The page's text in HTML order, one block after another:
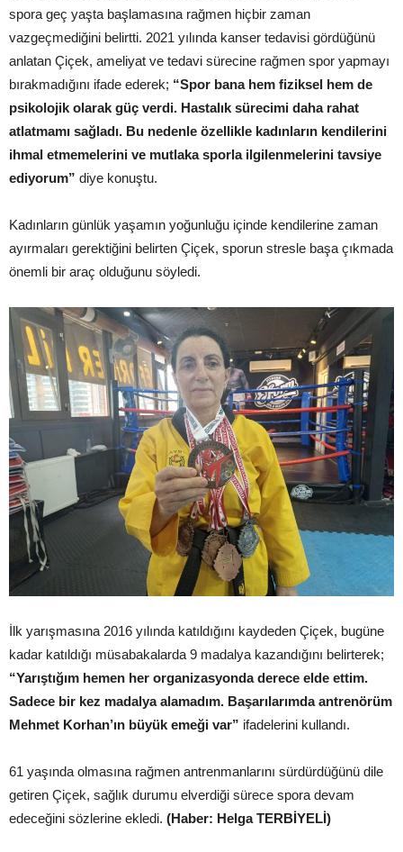
spora geç yaşta başlamasına rağmen hiçbir zaman
vazgeçmediğini belirtti. 2021 yılında kanser tedavisi gördüğünü
anlatan Çiçek, ameliyat ve tedavi sürecine rağmen spor yapmayı
bırakmadığını ifade ederek; “Spor bana hem fiziksel hem de
psikolojik olarak güç verdi. Hastalık sürecimi daha rahat
atlatmamı sağladı. Bu nedenle özellikle kadınların kendilerini
ihmal etmemelerini ve mutlaka sporla ilgilenmelerini tavsiye
ediyorum” diye konuştu.
Kadınların günlük yaşamın yoğunluğu içinde kendilerine zaman
ayırmaları gerektiğini belirten Çiçek, sporun stresle başa çıkmada
önemli bir araç olduğunu söyledi.
İlk yarışmasına 2016 yılında katıldığını kaydeden Çiçek, bugüne
kadar katıldığı müsabakalarda 9 madalya kazandığını belirterek;
“Yarıştığım hemen her organizasyonda derece elde ettim.
Sadece bir kez madalya alamadım. Başarılarımda antrenörüm
Mehmet Korhan’ın büyük emeği var” ifadelerini kullandı.
61 yaşında olmasına rağmen antrenmanlarını sürdürdüğünü dile
getiren Çiçek, sağlık durumu elverdiği sürece spora devam
edeceğini sözlerine ekledi. (Haber: Helga TERBİYELİ)